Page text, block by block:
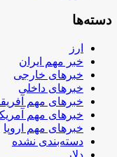
دسته‌ها
ارز
خبر مهم ایران
خبرهای خارجی
خبرهای داخلی
خبرهای مهم
خبرهای مهم
خبرهای مهم اروپا
دسته‌بندی نشده
دلار